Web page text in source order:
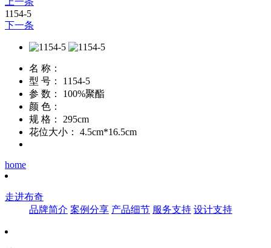
1154-5
下一条
名 称：
型 号：
1154-5
参 数：
100%聚酯
颜 色：
规 格：
295cm
花位大小：
4.5cm*16.5cm
home
走进布奇
品牌简介 案例分享 产品细节 服务支持 设计支持